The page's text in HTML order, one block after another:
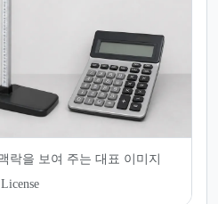
락을 보여 주는 대표 이미지